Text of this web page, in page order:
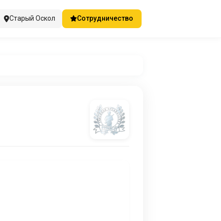
Старый Оскол Сотрудничество